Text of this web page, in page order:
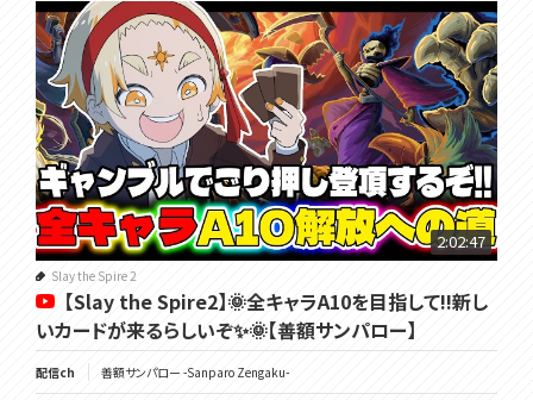
2:02:47
Slay the Spire 2
【Slay the Spire2】🌞全キャラA10を目指して!!新し
いカードが来るらしいぞ✨🌞【善額サンパロー】
配信ch 善額サンパロー -Sanparo Zengaku-